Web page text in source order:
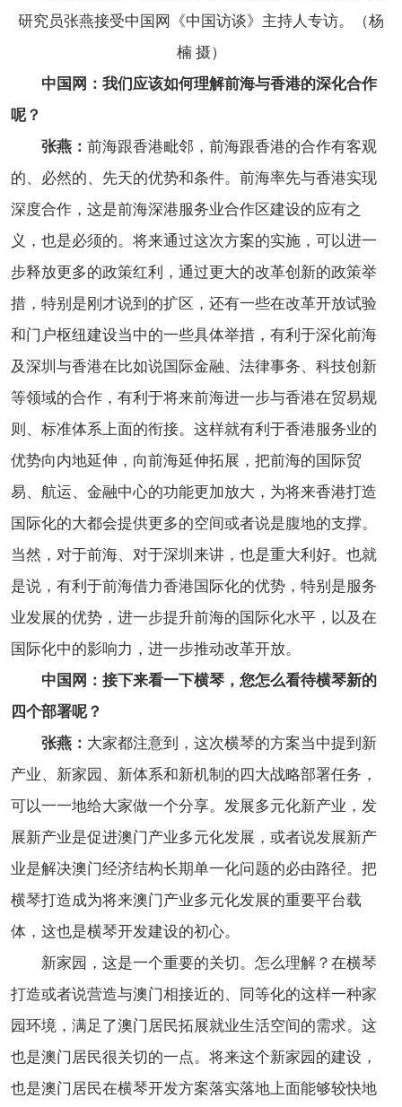
研究员张燕接受中国网《中国访谈》主持人专访。（杨
楠 摄）
中国网：我们应该如何理解前海与香港的深化合作
呢？
张燕： 前海跟香港毗邻，前海跟香港的合作有客观
的、必然的、先天的优势和条件。前海率先与香港实现
深度合作，这是前海深港服务业合作区建设的应有之
义，也是必须的。将来通过这次方案的实施，可以进一
步释放更多的政策红利，通过更大的改革创新的政策举
措，特别是刚才说到的扩区，还有一些在改革开放试验
和门户枢纽建设当中的一些具体举措，有利于深化前海
及深圳与香港在比如说国际金融、法律事务、科技创新
等领域的合作，有利于将来前海进一步与香港在贸易规
则、标准体系上面的衔接。这样就有利于香港服务业的
优势向内地延伸，向前海延伸拓展，把前海的国际贸
易、航运、金融中心的功能更加放大，为将来香港打造
国际化的大都会提供更多的空间或者说是腹地的支撑。
当然，对于前海、对于深圳来讲，也是重大利好。也就
是说，有利于前海借力香港国际化的优势，特别是服务
业发展的优势，进一步提升前海的国际化水平，以及在
国际化中的影响力，进一步推动改革开放。
中国网：接下来看一下横琴，您怎么看待横琴新的
四个部署呢？
张燕： 大家都注意到，这次横琴的方案当中提到新
产业、新家园、新体系和新机制的四大战略部署任务，
可以一一地给大家做一个分享。发展多元化新产业，发
展新产业是促进澳门产业多元化发展，或者说发展新产
业是解决澳门经济结构长期单一化问题的必由路径。把
横琴打造成为将来澳门产业多元化发展的重要平台载
体，这也是横琴开发建设的初心。
新家园，这是一个重要的关切。怎么理解？在横琴
打造或者说营造与澳门相接近的、同等化的这样一种家
园环境，满足了澳门居民拓展就业生活空间的需求。这
也是澳门居民很关切的一点。将来这个新家园的建设，
也是澳门居民在横琴开发方案落实落地上面能够较快地